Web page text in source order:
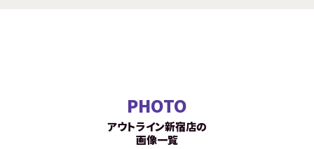
PHOTO
アウトライン新宿店の
画像一覧